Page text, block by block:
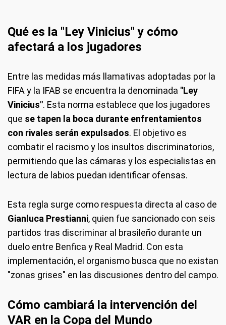
Qué es la "Ley Vinicius" y cómo
afectará a los jugadores
Entre las medidas más llamativas adoptadas por la
FIFA y la IFAB se encuentra la denominada "Ley
Vinicius". Esta norma establece que los jugadores
que se tapen la boca durante enfrentamientos
con rivales serán expulsados. El objetivo es
combatir el racismo y los insultos discriminatorios,
permitiendo que las cámaras y los especialistas en
lectura de labios puedan identificar ofensas.
Esta regla surge como respuesta directa al caso de
Gianluca Prestianni, quien fue sancionado con seis
partidos tras discriminar al brasileño durante un
duelo entre Benfica y Real Madrid. Con esta
implementación, el organismo busca que no existan
"zonas grises" en las discusiones dentro del campo.
Cómo cambiará la intervención del
VAR en la Copa del Mundo